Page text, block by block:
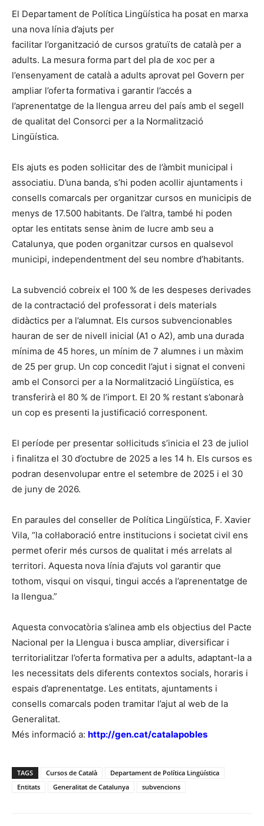
El Departament de Política Lingüística ha posat en marxa
una nova línia d’ajuts per
facilitar l’organització de cursos gratuïts de català per a
adults. La mesura forma part del pla de xoc per a
l’ensenyament de català a adults aprovat pel Govern per
ampliar l’oferta formativa i garantir l’accés a
l’aprenentatge de la llengua arreu del país amb el segell
de qualitat del Consorci per a la Normalització
Lingüística.
Els ajuts es poden sol·licitar des de l’àmbit municipal i
associatiu. D’una banda, s’hi poden acollir ajuntaments i
consells comarcals per organitzar cursos en municipis de
menys de 17.500 habitants. De l’altra, també hi poden
optar les entitats sense ànim de lucre amb seu a
Catalunya, que poden organitzar cursos en qualsevol
municipi, independentment del seu nombre d’habitants.
La subvenció cobreix el 100 % de les despeses derivades
de la contractació del professorat i dels materials
didàctics per a l’alumnat. Els cursos subvencionables
hauran de ser de nivell inicial (A1 o A2), amb una durada
mínima de 45 hores, un mínim de 7 alumnes i un màxim
de 25 per grup. Un cop concedit l’ajut i signat el conveni
amb el Consorci per a la Normalització Lingüística, es
transferirà el 80 % de l’import. El 20 % restant s’abonarà
un cop es presenti la justificació corresponent.
El període per presentar sol·licituds s’inicia el 23 de juliol
i finalitza el 30 d’octubre de 2025 a les 14 h. Els cursos es
podran desenvolupar entre el setembre de 2025 i el 30
de juny de 2026.
En paraules del conseller de Política Lingüística, F. Xavier
Vila, “la col·laboració entre institucions i societat civil ens
permet oferir més cursos de qualitat i més arrelats al
territori. Aquesta nova línia d’ajuts vol garantir que
tothom, visqui on visqui, tingui accés a l’aprenentatge de
la llengua.”
Aquesta convocatòria s’alinea amb els objectius del Pacte
Nacional per la Llengua i busca ampliar, diversificar i
territorialitzar l’oferta formativa per a adults, adaptant-la a
les necessitats dels diferents contextos socials, horaris i
espais d’aprenentatge. Les entitats, ajuntaments i
consells comarcals poden tramitar l’ajut al web de la
Generalitat.
Més informació a: http://gen.cat/catalapobles
TAGS Cursos de Català
Departament de Política Lingüística
Entitats
Generalitat de Catalunya subvencions